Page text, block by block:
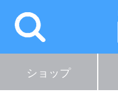
ショップ